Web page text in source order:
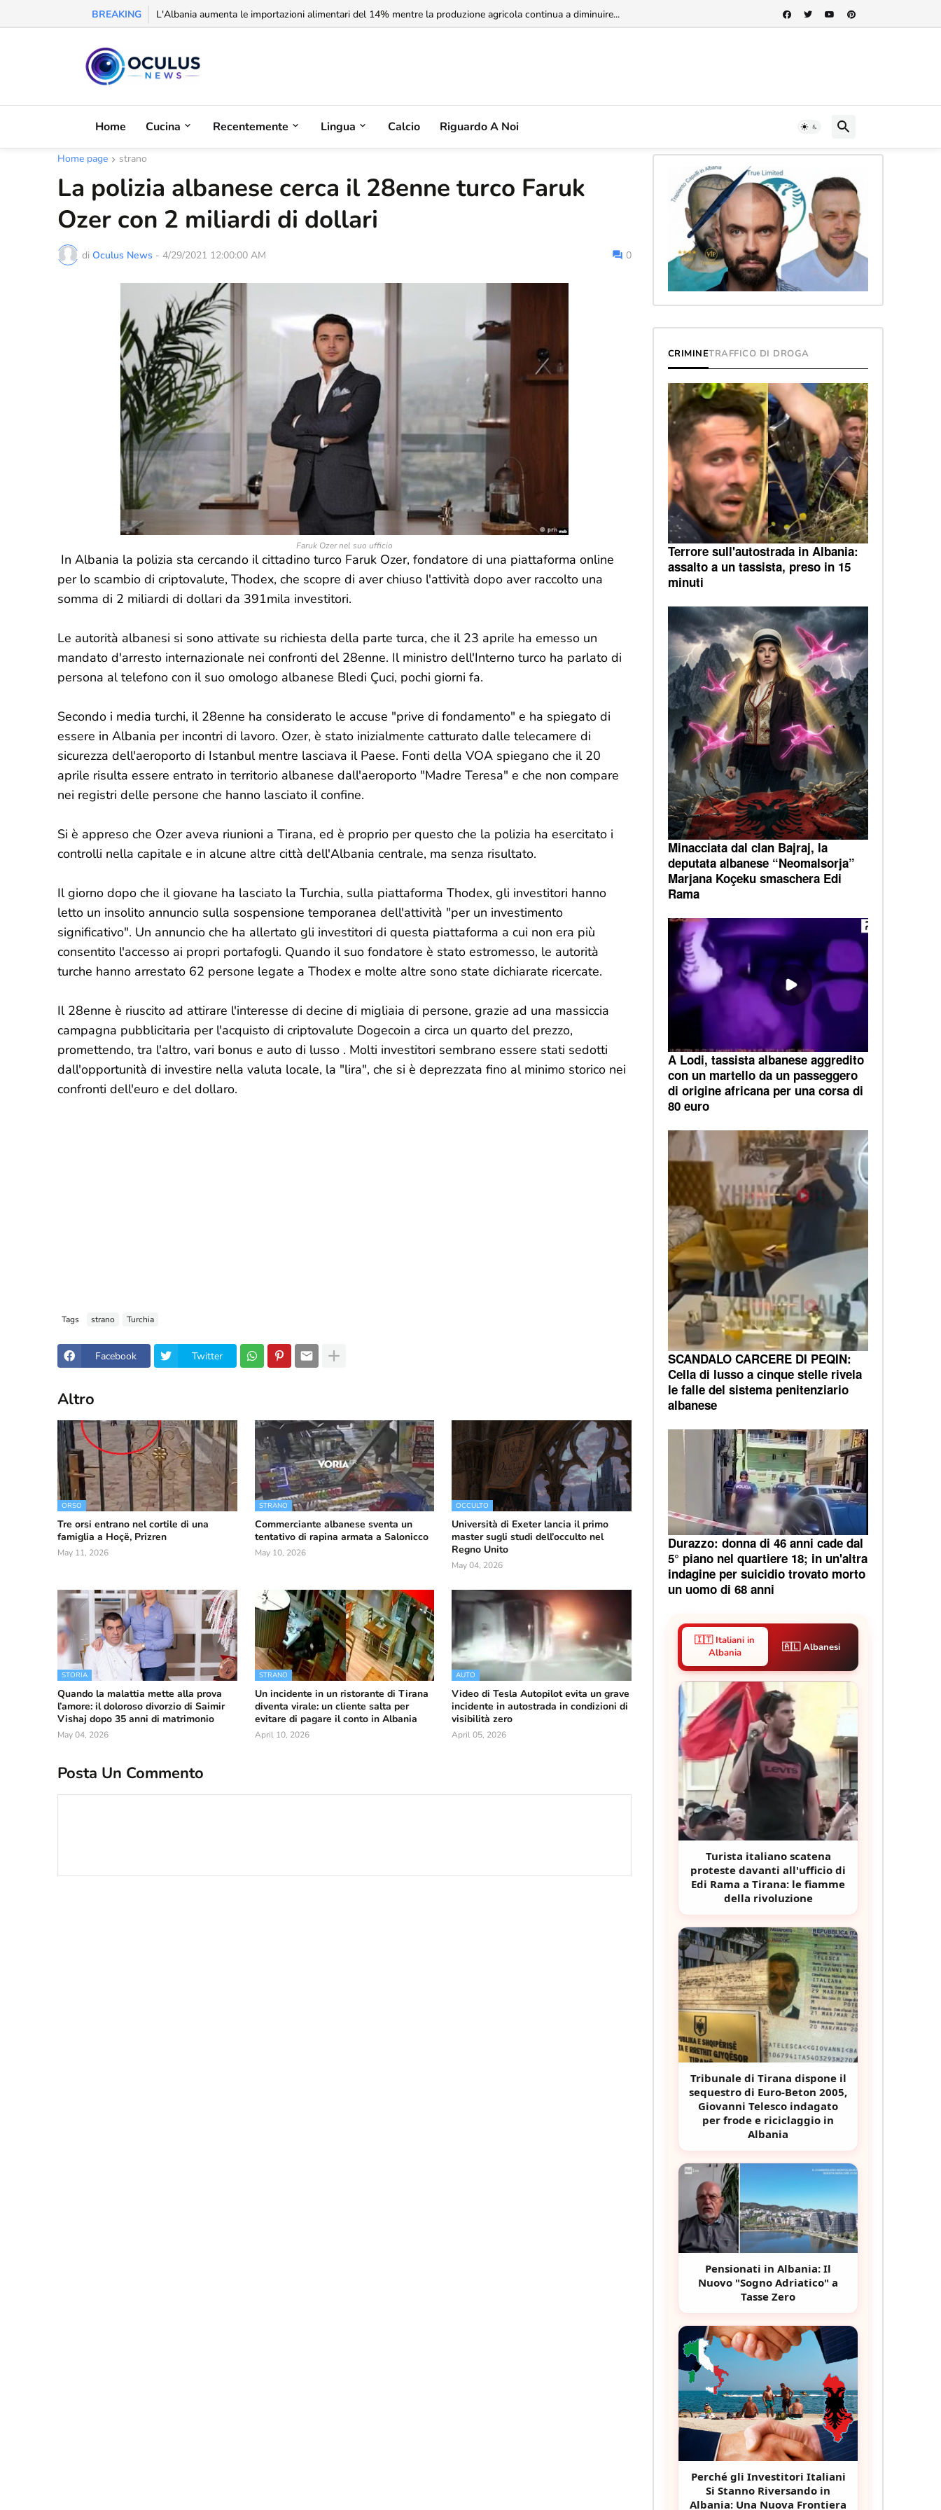
BREAKING Riconoscimento alla balcanica: la Serbia non riconosce il Kosovo, ma l'Albania potrebbe riconoscere la Serbia nel cuore della storia albanese...
Home Cucina Recentemente Lingua Calcio Riguardo A Noi
Home page strano
La polizia albanese cerca il 28enne turco Faruk
Ozer con 2 miliardi di dollari
di Oculus News - 4/29/2021 12:00:00 AM 0
Faruk Ozer nel suo ufficio
In Albania la polizia sta cercando il cittadino turco Faruk Ozer, fondatore di una piattaforma online
per lo scambio di criptovalute, Thodex, che scopre di aver chiuso l'attività dopo aver raccolto una
somma di 2 miliardi di dollari da 391mila investitori.
Le autorità albanesi si sono attivate su richiesta della parte turca, che il 23 aprile ha emesso un
mandato d'arresto internazionale nei confronti del 28enne. Il ministro dell'Interno turco ha parlato di
persona al telefono con il suo omologo albanese Bledi Çuci, pochi giorni fa.
Secondo i media turchi, il 28enne ha considerato le accuse "prive di fondamento" e ha spiegato di
essere in Albania per incontri di lavoro. Ozer, è stato inizialmente catturato dalle telecamere di
sicurezza dell'aeroporto di Istanbul mentre lasciava il Paese. Fonti della VOA spiegano che il 20
aprile risulta essere entrato in territorio albanese dall'aeroporto "Madre Teresa" e che non compare
nei registri delle persone che hanno lasciato il confine.
Si è appreso che Ozer aveva riunioni a Tirana, ed è proprio per questo che la polizia ha esercitato i
controlli nella capitale e in alcune altre città dell'Albania centrale, ma senza risultato.
Il giorno dopo che il giovane ha lasciato la Turchia, sulla piattaforma Thodex, gli investitori hanno
letto un insolito annuncio sulla sospensione temporanea dell'attività "per un investimento
significativo". Un annuncio che ha allertato gli investitori di questa piattaforma a cui non era più
consentito l'accesso ai propri portafogli. Quando il suo fondatore è stato estromesso, le autorità
turche hanno arrestato 62 persone legate a Thodex e molte altre sono state dichiarate ricercate.
Il 28enne è riuscito ad attirare l'interesse di decine di migliaia di persone, grazie ad una massiccia
campagna pubblicitaria per l'acquisto di criptovalute Dogecoin a circa un quarto del prezzo,
promettendo, tra l'altro, vari bonus e auto di lusso . Molti investitori sembrano essere stati sedotti
dall'opportunità di investire nella valuta locale, la "lira", che si è deprezzata fino al minimo storico nei
confronti dell'euro e del dollaro.
Tags strano Turchia
Facebook Twitter
Altro
ORSO
Tre orsi entrano nel cortile di una
famiglia a Hoçë, Prizren
May 11, 2026
STRANO
Commerciante albanese sventa un
tentativo di rapina armata a Salonicco
May 10, 2026
OCCULTO
Università di Exeter lancia il primo
master sugli studi dell’occulto nel
Regno Unito
May 04, 2026
STORIA
Quando la malattia mette alla prova
l’amore: il doloroso divorzio di Saimir
Vishaj dopo 35 anni di matrimonio
May 04, 2026
STRANO
Un incidente in un ristorante di Tirana
diventa virale: un cliente salta per
evitare di pagare il conto in Albania
April 10, 2026
AUTO
Video di Tesla Autopilot evita un grave
incidente in autostrada in condizioni di
visibilità zero
April 05, 2026
Posta Un Commento
CRIMINETRAFFICO DI DROGA
Terrore sull'autostrada in Albania:
assalto a un tassista, preso in 15
minuti
Minacciata dal clan Bajraj, la
deputata albanese “Neomalsorja”
Marjana Koçeku smaschera Edi
Rama
A Lodi, tassista albanese aggredito
con un martello da un passeggero
di origine africana per una corsa di
80 euro
SCANDALO CARCERE DI PEQIN:
Cella di lusso a cinque stelle rivela
le falle del sistema penitenziario
albanese
Durazzo: donna di 46 anni cade dal
5° piano nel quartiere 18; in un'altra
indagine per suicidio trovato morto
un uomo di 68 anni
🇮🇹 Italiani in
Albania
🇦🇱 Albanesi
Turista italiano scatena
proteste davanti all'ufficio di
Edi Rama a Tirana: le fiamme
della rivoluzione
Tribunale di Tirana dispone il
sequestro di Euro-Beton 2005,
Giovanni Telesco indagato
per frode e riciclaggio in
Albania
Pensionati in Albania: Il
Nuovo "Sogno Adriatico" a
Tasse Zero
Perché gli Investitori Italiani
Si Stanno Riversando in
Albania: Una Nuova Frontiera